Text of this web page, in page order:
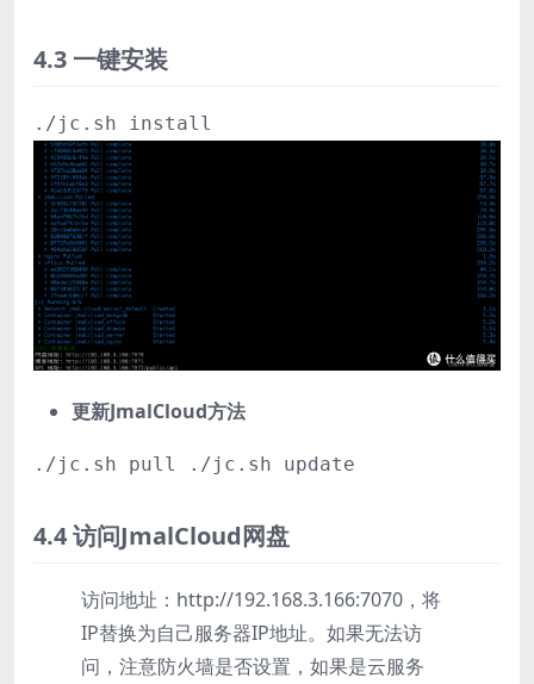
4.3 一键安装
./jc.sh install
更新JmalCloud方法
./jc.sh pull ./jc.sh update
4.4 访问JmalCloud网盘
访问地址：http://192.168.3.166:7070，将
IP替换为自己服务器IP地址。如果无法访
问，注意防火墙是否设置，如果是云服务